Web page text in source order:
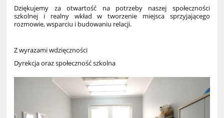
Dziękujemy za otwartość na potrzeby naszej społeczności
szkolnej i realny wkład w tworzenie miejsca sprzyjającego
rozmowie, wsparciu i budowaniu relacji.
Z wyrazami wdzięczności
Dyrekcja oraz społeczność szkolna